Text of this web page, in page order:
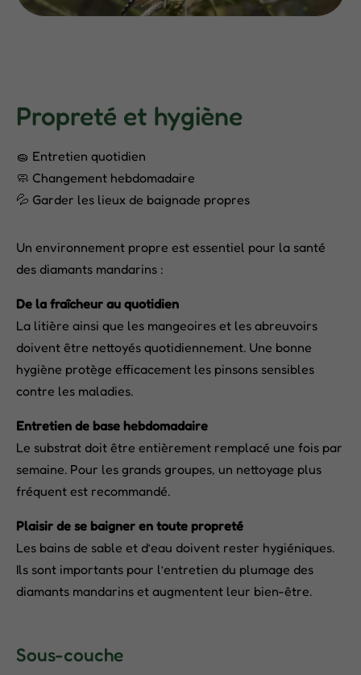
Propreté et hygiène
🧽 Entretien quotidien
🧼 Changement hebdomadaire
💦 Garder les lieux de baignade propres
Un environnement propre est essentiel pour la santé
des diamants mandarins :
De la fraîcheur au quotidien
La litière ainsi que les mangeoires et les abreuvoirs
doivent être nettoyés quotidiennement. Une bonne
hygiène protège efficacement les pinsons sensibles
contre les maladies.
Entretien de base hebdomadaire
Le substrat doit être entièrement remplacé une fois par
semaine. Pour les grands groupes, un nettoyage plus
fréquent est recommandé.
Plaisir de se baigner en toute propreté
Les bains de sable et d’eau doivent rester hygiéniques.
Ils sont importants pour l’entretien du plumage des
diamants mandarins et augmentent leur bien-être.
Sous-couche